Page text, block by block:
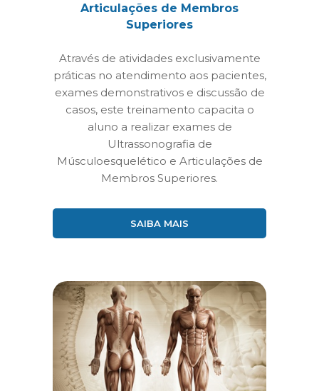
Articulações de Membros
Superiores
Através de atividades exclusivamente
práticas no atendimento aos pacientes,
exames demonstrativos e discussão de
casos, este treinamento capacita o
aluno a realizar exames de
Ultrassonografia de
Músculoesquelético e Articulações de
Membros Superiores.
SAIBA MAIS